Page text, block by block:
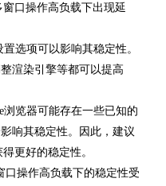
口操作高负载下出现延
选项可以影响其稳定性。
渲染引擎等都可以提高
浏览器可能存在一些已知的
响其稳定性。因此，建议
更好的稳定性。
口操作高负载下的稳定性受